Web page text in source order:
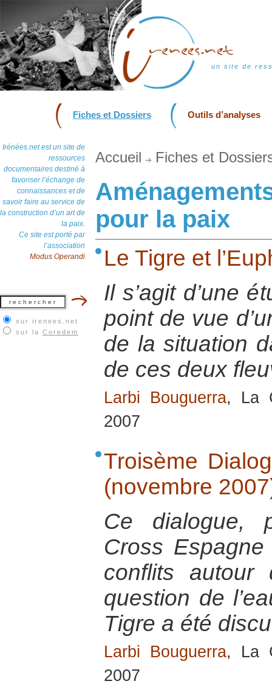
un site de
Fiches et Dossiers Outils d’analyses
Irénées.net est un site de
ressources
documentaires destiné à
favoriser l’échange de
connaissances et de
savoir faire au service de
la construction d’un art de
la paix.
Ce site est porté par
l’association
Modus Operandi
sur irenees.net
sur la Coredem
Accueil Fiches et
pour la paix
Le Tigre et
Il s’agit d’une
point de vue
de la situation
de ces deux
Larbi Bouguerra, La
2007
Troisème
(novembre
Ce dialogue,
Cross
conflits
question de
Tigre a été
Larbi Bouguerra, La
2007